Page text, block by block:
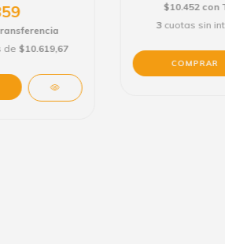
de $10.619,67
$10.452 con
3 cuotas sin